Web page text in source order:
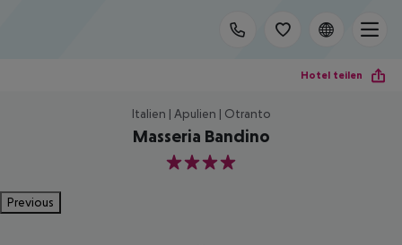
Hotel teilen
Italien | Apulien | Otranto
Masseria Bandino
4
Previous